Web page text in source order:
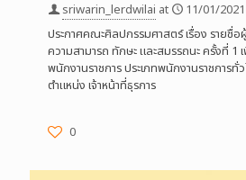
sriwarin_lerdwilai at
11/01/2021
ประกาศคณะศิลปกรรมศาสตร์ เรื่อง รายชื่อ
ความสามารถ ทักษะ และสมรรถนะ ครั้งที่ 1
พนักงานราชการ ประเภทพนักงานราชการทั่
ตำแหน่ง เจ้าหน้าที่ธุรการ
0